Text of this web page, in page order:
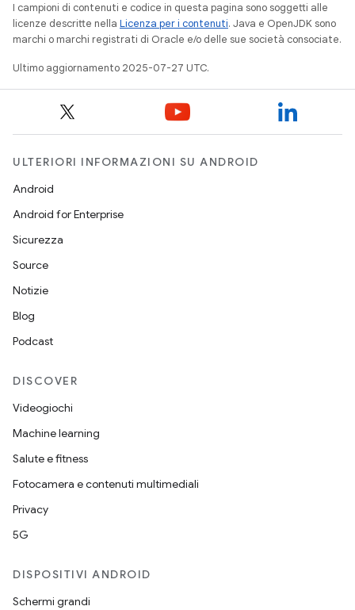
I campioni di contenuti e codice in questa pagina sono soggetti alle
licenze descritte nella Licenza per i contenuti. Java e OpenJDK sono
marchi o marchi registrati di Oracle e/o delle sue società consociate.
Ultimo aggiornamento 2025-07-27 UTC.
ULTERIORI INFORMAZIONI SU ANDROID
Android
Android for Enterprise
Sicurezza
Source
Notizie
Blog
Podcast
DISCOVER
Videogiochi
Machine learning
Salute e fitness
Fotocamera e contenuti multimediali
Privacy
5G
DISPOSITIVI ANDROID
Schermi grandi